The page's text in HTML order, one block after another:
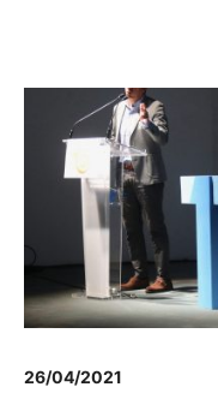
26/04/2021